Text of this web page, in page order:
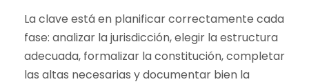
La clave está en planificar correctamente cada
fase: analizar la jurisdicción, elegir la estructura
adecuada, formalizar la constitución, completar
las altas necesarias y documentar bien la